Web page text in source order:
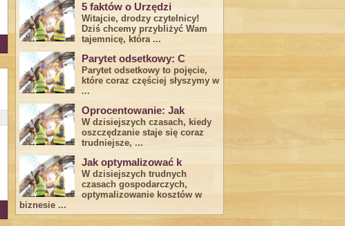
5 faktów o Urzędzi
Witajcie, drodzy czytelnicy!
Dziś chcemy przybliżyć ⁣Wam ​
tajemnicę,⁤ która ...
Parytet odsetkowy: C
Parytet odsetkowy to pojęcie,
które coraz częściej słyszymy w
...
Oprocentowanie: Jak
W dzisiejszych czasach, kiedy
‍oszczędzanie​ staje się coraz
trudniejsze,⁣ ...
Jak optymalizować k
W dzisiejszych trudnych⁤
czasach gospodarczych,
optymalizowanie ‌kosztów w
biznesie ...